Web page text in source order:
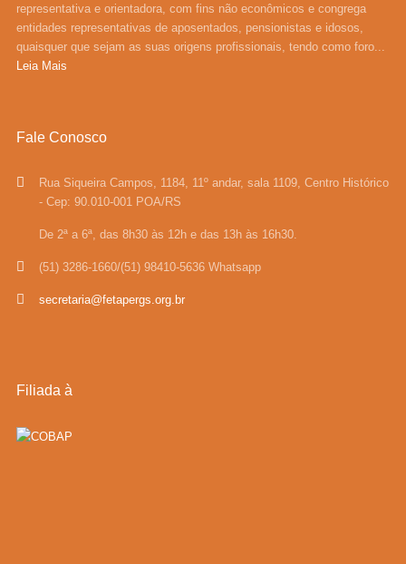
representativa e orientadora, com fins não econômicos e congrega
entidades representativas de aposentados, pensionistas e idosos,
quaisquer que sejam as suas origens profissionais, tendo como foro...
Leia Mais
Fale Conosco
Rua Siqueira Campos, 1184, 11º andar, sala 1109, Centro Histórico
- Cep: 90.010-001 POA/RS
De 2ª a 6ª, das 8h30 às 12h e das 13h às 16h30.
(51) 3286-1660/(51) 98410-5636 Whatsapp
secretaria@fetapergs.org.br
Filiada à